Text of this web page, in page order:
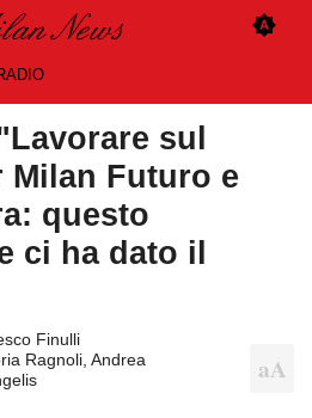
sul
Milan Futuro e
questo
ci ha dato il
Finulli
Ragnoli, Andrea